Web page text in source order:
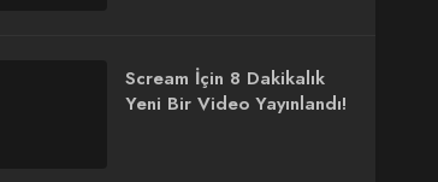
Scream İçin 8 Dakikalık
Yeni Bir Video Yayınlandı!